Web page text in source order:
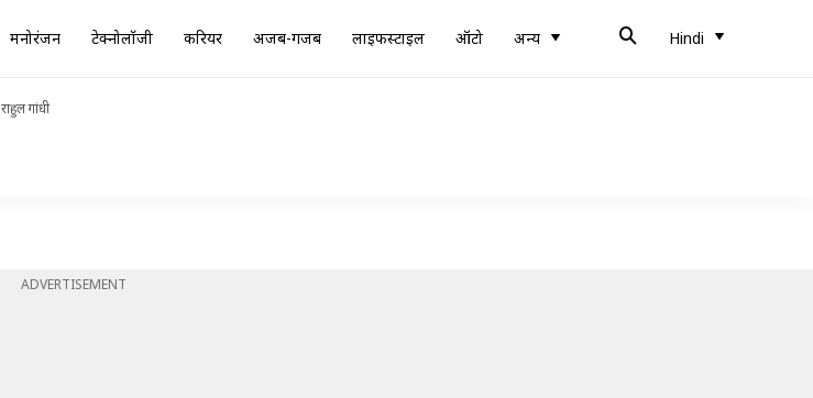
मनोरंजन टेक्नोलॉजी करियर अजब-गजब लाइफस्टाइल ऑटो अन्य Hindi
राहुल गांधी
ADVERTISEMENT